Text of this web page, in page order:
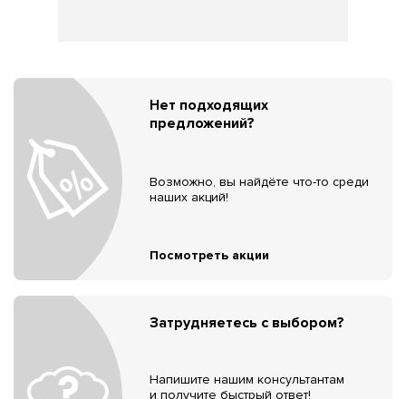
Нет подходящих
предложений?
Возможно, вы найдёте что-то среди
наших акций!
Посмотреть акции
Затрудняетесь с выбором?
Напишите нашим консультантам
и получите быстрый ответ!